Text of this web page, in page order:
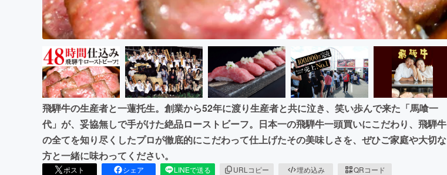
飛騨牛の生産者と一蓮托生。創業から52年に渡り生産者と共に泣き、笑い歩んで来た「馬喰一
代」が、妥協無しで手がけた絶品ローストビーフ。日本一の飛騨牛一頭買いにこだわり、飛騨牛
の全てを知り尽くしたプロが徹底的にこだわって仕上げたその美味しさを、ぜひご家庭や大切な
方と一緒に味わってください。
ポスト シェア LINEで送る URLコピー 埋め込み QRコード